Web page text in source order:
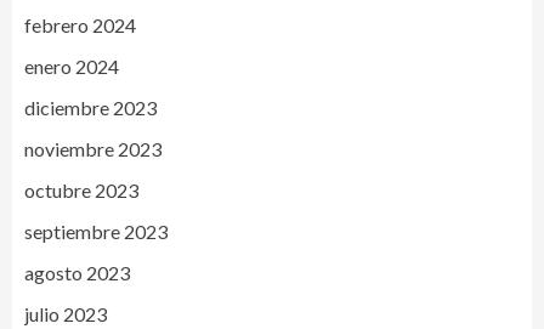
febrero 2024
enero 2024
diciembre 2023
noviembre 2023
octubre 2023
septiembre 2023
agosto 2023
julio 2023